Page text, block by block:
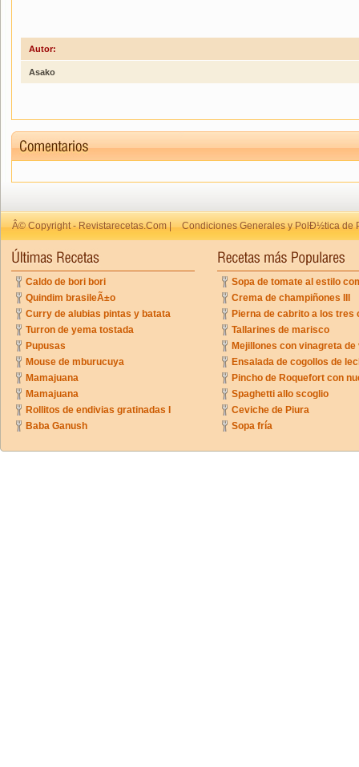
Autor:
Asako
Â© Copyright - Revistarecetas.Com | Condiciones Generales y PolÐ½tica de
Caldo de bori bori
Quindim brasileÃ±o
Curry de alubias pintas y batata
Turron de yema tostada
Pupusas
Mouse de mburucuya
Mamajuana
Mamajuana
Rollitos de endivias gratinadas I
Baba Ganush
Sopa de tomate al estilo
Crema de champiñones III
Pierna de cabrito a los tres
Tallarines de marisco
Mejillones con vinagreta
Ensalada de cogollos de
Pincho de Roquefort con
Spaghetti allo scoglio
Ceviche de Piura
Sopa fría